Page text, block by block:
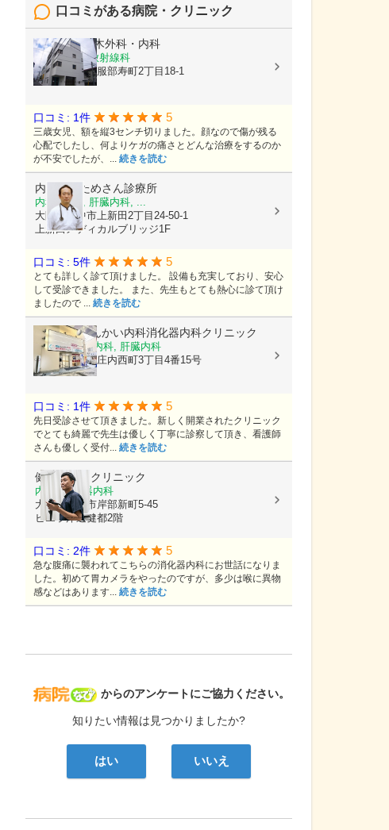
病院なび
からのアンケートにご協力ください。
知りたい情報は見つかりましたか?
はい いいえ
口コミがある病院・クリニック
医療法人三木外科・内科
内科, 外科, 放射線科
大阪府豊中市服部寿町2丁目18-1
口コミ: 1件 5
三歳女児、額を縦3センチ切りました。顔なので傷が残る
心配でしたし、何よりケガの痛さとどんな治療をするのか
が不安でしたが、... 続きを読む
内科外科ためさん診療所
内科, 外科, 肝臓内科, ...
大阪府豊中市上新田2丁目24-50-1
上新田メディカルブリッジ1F
口コミ: 5件 5
とても詳しく診て頂けました。 設備も充実しており、安心
して受診できました。 また、先生もとても熱心に診て頂け
ましたので ... 続きを読む
庄内駅前しんかい内科消化器内科クリニック
内科, 消化器内科, 肝臓内科
大阪府豊中市庄内西町3丁目4番15号
口コミ: 1件 5
先日受診させて頂きました。新しく開業されたクリニック
でとても綺麗で先生は優しく丁寧に診察して頂き、看護師
さんも優しく受付... 続きを読む
健都はやしクリニック
内科, 消化器内科
大阪府吹田市岸部新町5-45
ビエラ岸辺健都2階
口コミ: 2件 5
急な腹痛に襲われてこちらの消化器内科にお世話になりま
した。初めて胃カメラをやったのですが、多少は喉に異物
感などはあります... 続きを読む